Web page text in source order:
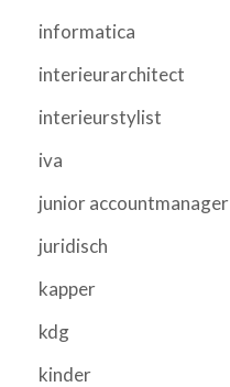
informatica
interieurarchitect
interieurstylist
iva
junior accountmanager
juridisch
kapper
kdg
kinder